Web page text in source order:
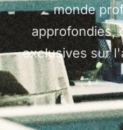
monde
approfondies,
exclusives sur